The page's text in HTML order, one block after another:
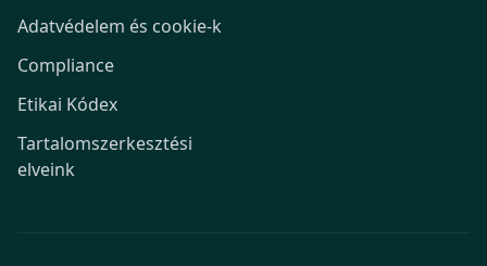
Adatvédelem és cookie-k
Compliance
Etikai Kódex
Tartalomszerkesztési
elveink